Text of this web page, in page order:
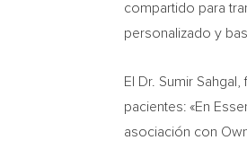
compartido para
personalizado y
El Dr. Sumir Sahgal
pacientes: «En
asociación con